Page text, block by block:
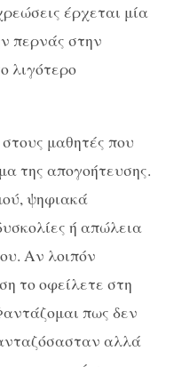
έρχεται μία
περνάς στην
λιγότερο
μαθητές που
της απογοήτευσης.
ψηφιακά
ή απώλεια
Αν λοιπόν
το οφείλετε στη
πως δεν
αλλά